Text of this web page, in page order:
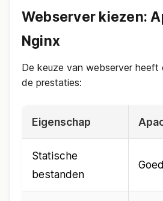
Webserver kiezen:
Nginx
De keuze van webserver heeft
de prestaties:
Eigenschap
Statische
bestanden
Goed